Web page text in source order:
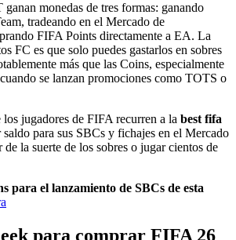
monedas de tres formas: ganando
tradeando en el Mercado de
FIFA Points directamente a EA. La
FC es que solo puedes gastarlos en sobres
más que las Coins, especialmente
se lanzan promociones como TOTS o
jugadores de FIFA recurren a la best fifa
saldo para sus SBCs y fichajes en el Mercado
la suerte de los sobres o jugar cientos de
para el lanzamiento de SBCs de esta
para comprar FIFA 26